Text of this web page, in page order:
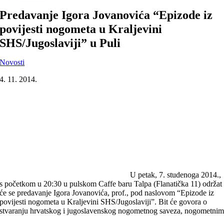
Predavanje Igora Jovanovića “Epizode iz
povijesti nogometa u Kraljevini
SHS/Jugoslaviji” u Puli
Novosti
4. 11. 2014.
U petak, 7. studenoga 2014.,
s početkom u 20:30 u pulskom Caffe baru Talpa (Flanatička 11) održat
će se predavanje Igora Jovanovića, prof., pod naslovom “Epizode iz
povijesti nogometa u Kraljevini SHS/Jugoslaviji”. Bit će govora o
stvaranju hrvatskog i jugoslavenskog nogometnog saveza, nogometnim